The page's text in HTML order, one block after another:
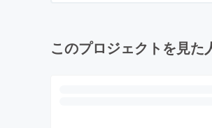
このプロジェクトを見